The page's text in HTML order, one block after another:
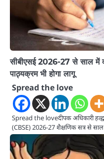
सीबीएसई 2026-27 से साल में दो
पाठ्यक्रम भी होगा लागू
Spread the love
Spread the loveदीपक अधिकारी
(CBSE) 2026-27 शैक्षणिक सत्र से